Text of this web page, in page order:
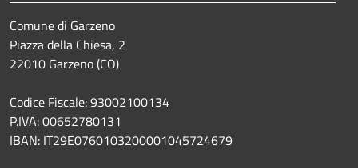
Comune di Garzeno
Piazza della Chiesa, 2
22010 Garzeno (CO)
Codice Fiscale: 93002100134
P.IVA: 00652780131
IBAN: IT29E0760103200001045724679